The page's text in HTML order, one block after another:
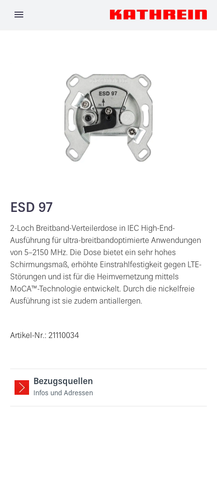
ESD 97
2-Loch Breitband-Verteilerdose in IEC High-End-
Ausführung für ultra-breitbandoptimierte Anwendungen
von 5–2150 MHz. Die Dose bietet ein sehr hohes
Schirmungsmaß, erhöhte Einstrahlfestigkeit gegen LTE-
Störungen und ist für die Heimvernetzung mittels
MoCA™-Technologie entwickelt. Durch die nickelfreie
Ausführung ist sie zudem antiallergen.
Artikel-Nr.: 21110034
Bezugsquellen
Infos und Adressen